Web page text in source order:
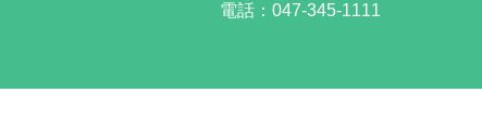
電話：047-345-1111